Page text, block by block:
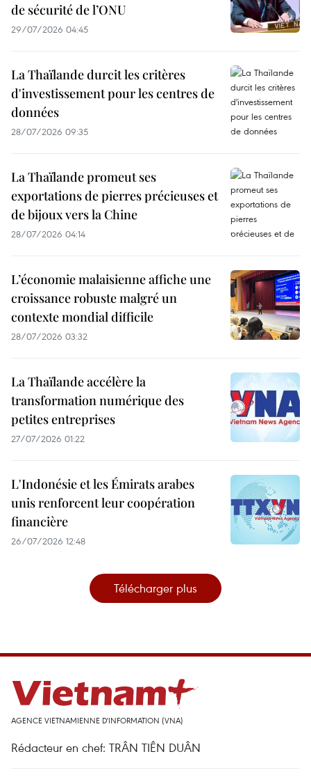
de sécurité de l’ONU
29/07/2026 04:45
La Thaïlande durcit les critères
d'investissement pour les centres de
données
28/07/2026 09:35
La Thaïlande promeut ses
exportations de pierres précieuses et
de bijoux vers la Chine
28/07/2026 04:14
L’économie malaisienne affiche une
croissance robuste malgré un
contexte mondial difficile
28/07/2026 03:32
La Thaïlande accélère la
transformation numérique des
petites entreprises
27/07/2026 01:22
L'Indonésie et les Émirats arabes
unis renforcent leur coopération
financière
26/07/2026 12:48
Télécharger plus
AGENCE VIETNAMIENNE D'INFORMATION (VNA)
Rédacteur en chef: TRÂN TIÊN DUÂN